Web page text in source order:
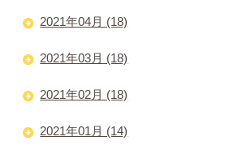
2021年04月 (18)
2021年03月 (18)
2021年02月 (18)
2021年01月 (14)